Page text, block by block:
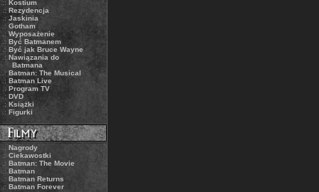
.: Kostium
.: Rezydencja
.: Jaskinia
.: Gotham
.:Wyposażenie
.: Być Batmanem
.: Być jak Bruce Wayne
.: Nawiązania do
Batmana
.:Batman: The Musical
.: Batman Live
.: Program TV
.: DVD
.:Książki
.: Figurki
.: Nagrody
.: Ciekawostki
.: Batman: The Movie
.:Batman
.: Batman Returns
.: Batman Forever